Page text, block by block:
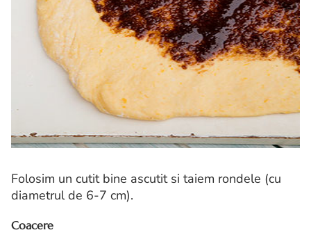
Folosim un cutit bine ascutit si taiem rondele (cu
diametrul de 6-7 cm).
Coacere